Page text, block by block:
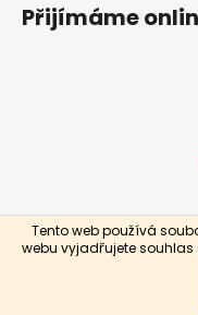
Tento web používá
webu vyjadřujete
MIKINA
DO
Přijímáme